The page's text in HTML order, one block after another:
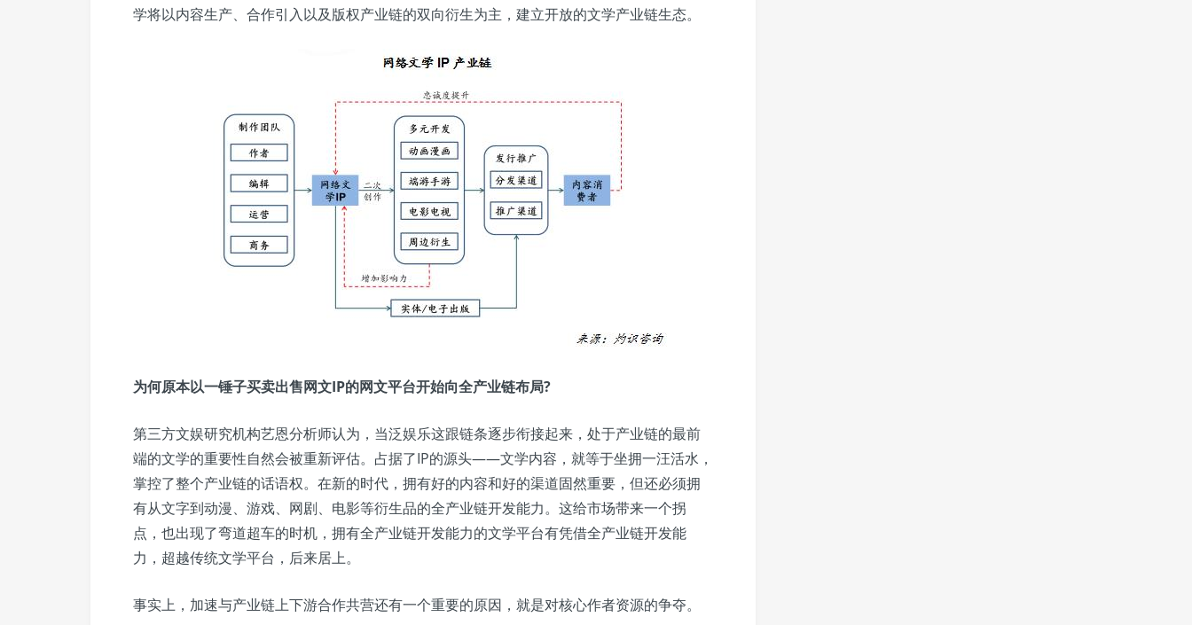
学将以内容生产、合作引入以及版权产业链的双向衍生为主，建立开放的文学产业链生态。
为何原本以一锤子买卖出售网文IP的网文平台开始向全产业链布局?
第三方文娱研究机构艺恩分析师认为，当泛娱乐这跟链条逐步衔接起来，处于产业链的最前
端的文学的重要性自然会被重新评估。占据了IP的源头——文学内容，就等于坐拥一汪活水，
掌控了整个产业链的话语权。在新的时代，拥有好的内容和好的渠道固然重要，但还必须拥
有从文字到动漫、游戏、网剧、电影等衍生品的全产业链开发能力。这给市场带来一个拐
点，也出现了弯道超车的时机，拥有全产业链开发能力的文学平台有凭借全产业链开发能
力，超越传统文学平台，后来居上。
事实上，加速与产业链上下游合作共营还有一个重要的原因，就是对核心作者资源的争夺。